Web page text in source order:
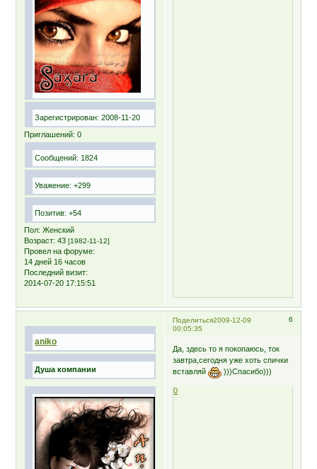
Зарегистрирован: 2008-11-20
Приглашений: 0
Сообщений: 1824
Уважение: +299
Позитив: +54
Пол: Женский
Возраст: 43[1982-11-12]
Провел на форуме:
14 дней 16 часов
Последний визит:
2014-07-20 17:15:51
Поделиться 6
2009-12-09
00:05:35
aniko
Душа компании
Да, здесь то я покопаюсь, ток
завтра,сегодня уже хоть спички
вставляй
)))Спасибо)))
0